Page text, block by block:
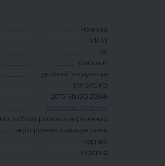
Новинка
MIAMI
46
композит
двойной полиуретан
S1P SRC FO
ДСТУ EN ISO 20345
кроссовки рабочие
и общих рисков и загрязнений
сверхпрочная дышащая ткань
черный
Украина